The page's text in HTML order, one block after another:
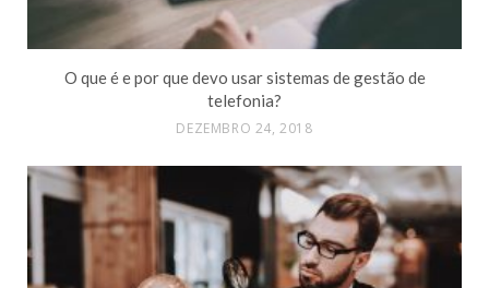
O que é e por que devo usar sistemas de gestão de
telefonia?
DEZEMBRO 24, 2018